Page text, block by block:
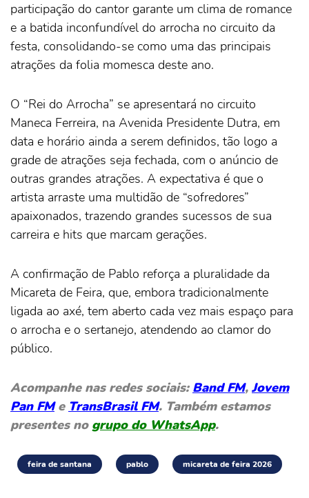
participação do cantor garante um clima de romance
e a batida inconfundível do arrocha no circuito da
festa, consolidando-se como uma das principais
atrações da folia momesca deste ano.
O “Rei do Arrocha” se apresentará no circuito
Maneca Ferreira, na Avenida Presidente Dutra, em
data e horário ainda a serem definidos, tão logo a
grade de atrações seja fechada, com o anúncio de
outras grandes atrações. A expectativa é que o
artista arraste uma multidão de “sofredores”
apaixonados, trazendo grandes sucessos de sua
carreira e hits que marcam gerações.
A confirmação de Pablo reforça a pluralidade da
Micareta de Feira, que, embora tradicionalmente
ligada ao axé, tem aberto cada vez mais espaço para
o arrocha e o sertanejo, atendendo ao clamor do
público.
Acompanhe nas redes sociais: Band FM, Jovem
Pan FMe TransBrasil FM. Também estamos
presentes no grupo do WhatsApp.
feira de santana pablo micareta de feira 2026